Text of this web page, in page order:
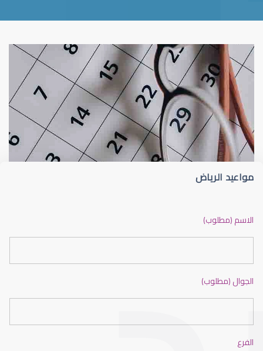
قلوبال لرعاية العين ضعف نظر
ضعف نظر الاطفال
مواعيد الرياض
الاسم (مطلوب)
الجوال (مطلوب)
الفرع